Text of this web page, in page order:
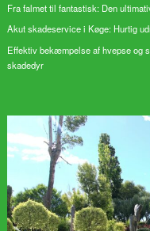
Fra falmet til fantastisk: Den
Akut skadeservice i Køge: Hurtig
Effektiv bekæmpelse af hvepse og
skadedyr